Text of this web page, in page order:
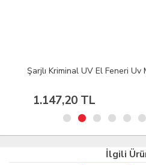
Şarjlı Kriminal UV El Feneri Uv
1.147,20 TL
İlgili